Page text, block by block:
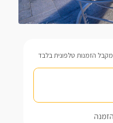
הזמנות טלפונית בלבד